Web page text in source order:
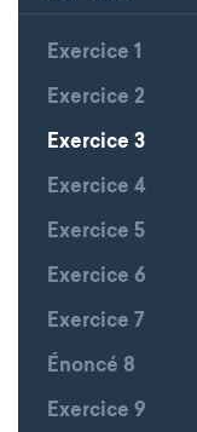
Exercice 1
Exercice 2
Exercice 3
Exercice 4
Exercice 5
Exercice 6
Exercice 7
Énoncé 8
Exercice 9